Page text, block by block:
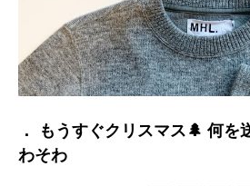
． もうすぐクリスマス🌲 何を
わそわ